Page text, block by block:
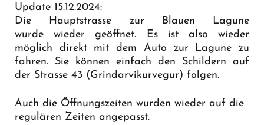
Update 15.12.2024:
Die Hauptstrasse zur Blauen Lagune
wurde wieder geöffnet. Es ist also wieder
möglich direkt mit dem Auto zur Lagune zu
fahren. Sie können einfach den Schildern auf
der Strasse 43 (Grindarvikurvegur) folgen.
Auch die Öffnungszeiten wurden wieder auf die
regulären Zeiten angepasst.